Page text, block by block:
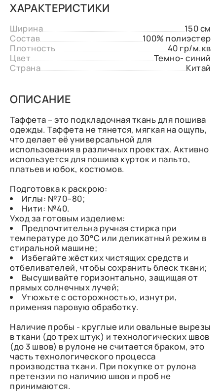
ХАРАКТЕРИСТИКИ
Ширина
150 см
Состав
100% полиэстер
Плотность
40 гр/м.кв
Цвет
Темно- синий
Страна
Китай
ОПИСАНИЕ
Таффета – это подкладочная ткань для пошива
одежды. Таффета не тянется, мягкая на ощупь,
что делает её универсальной для
использования в различных проектах. Активно
используется для пошива курток и пальто,
платьев и юбок, костюмов.
Подготовка к раскрою:
Иглы: №70–80;
Нити: №40.
Уход за готовым изделием:
Предпочтительна ручная стирка при
температуре до 30°C или деликатный режим в
стиральной машине;
Избегайте жёстких чистящих средств и
отбеливателей, чтобы сохранить блеск ткани;
Высушивайте горизонтально, защищая от
прямых солнечных лучей;
Утюжьте с осторожностью, изнутри,
применяя паровую обработку.
Наличие пробы - круглые или овальные вырезы
в ткани (до трех штук) и технологических швов
(до 3 швов) в рулоне не считается браком, это
часть технологического процесса
производства ткани. При покупке от рулона
претензии по наличию швов и проб не
принимаются.